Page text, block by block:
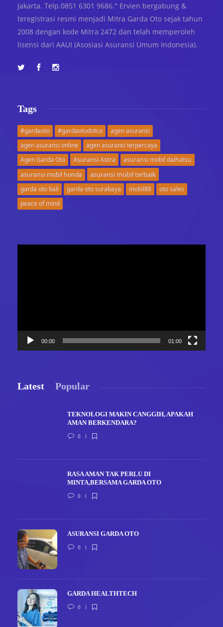
Jakarta. Telp.0851 6301 9686." Ervien bergabung &
teregistrasi resmi menjadi Mitra Garda Oto sejak tahun
2008 dengan kode Mitra 2472 dan telah memperoleh
lisensi dari AAUI (Asosiasi Asuransi Umum Indonesia).
Tags
#gardaoto #gardaotodotco
agen asuransi
agen asuransi online
agen asuransi terpercaya
Agen Garda Oto
Asuransi Astra
asuransi mobil daihatsu
asuransi mobil honda
asuransi mobil terbaik
garda oto bali garda oto surabaya mobil88
oto sales
peace of mind
00:00 01:00
Latest Popular
TEKNOLOGI MAKIN CANGGIH, APAKAH
AMAN BERKENDARA?
0
RASA AMAN TAK PERLU DI
MINTA,BERSAMA GARDA OTO
0
ASURANSI GARDA OTO
0
GARDA HEALTHTECH
0